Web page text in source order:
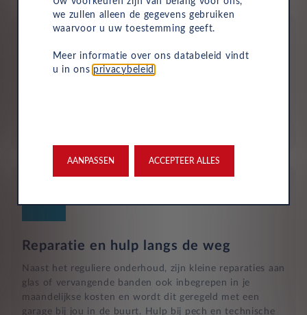
Reparatie en hulp langs de weg
Naast het reguliere onderhoud, zijn kleine reparaties aan
glas of vervangende banden ook inbegrepen in je
maandelijkse kosten en wordt dit geregeld met een
garage bij jou in de buurt. Hulp bij pech en technische
we zullen alleen de gegevens gebruiken
waarvoor u uw toestemming geeft.
Meer informatie over ons databeleid vindt
u in ons privacybeleid
AANPASSEN ACCEPTEER ALLES